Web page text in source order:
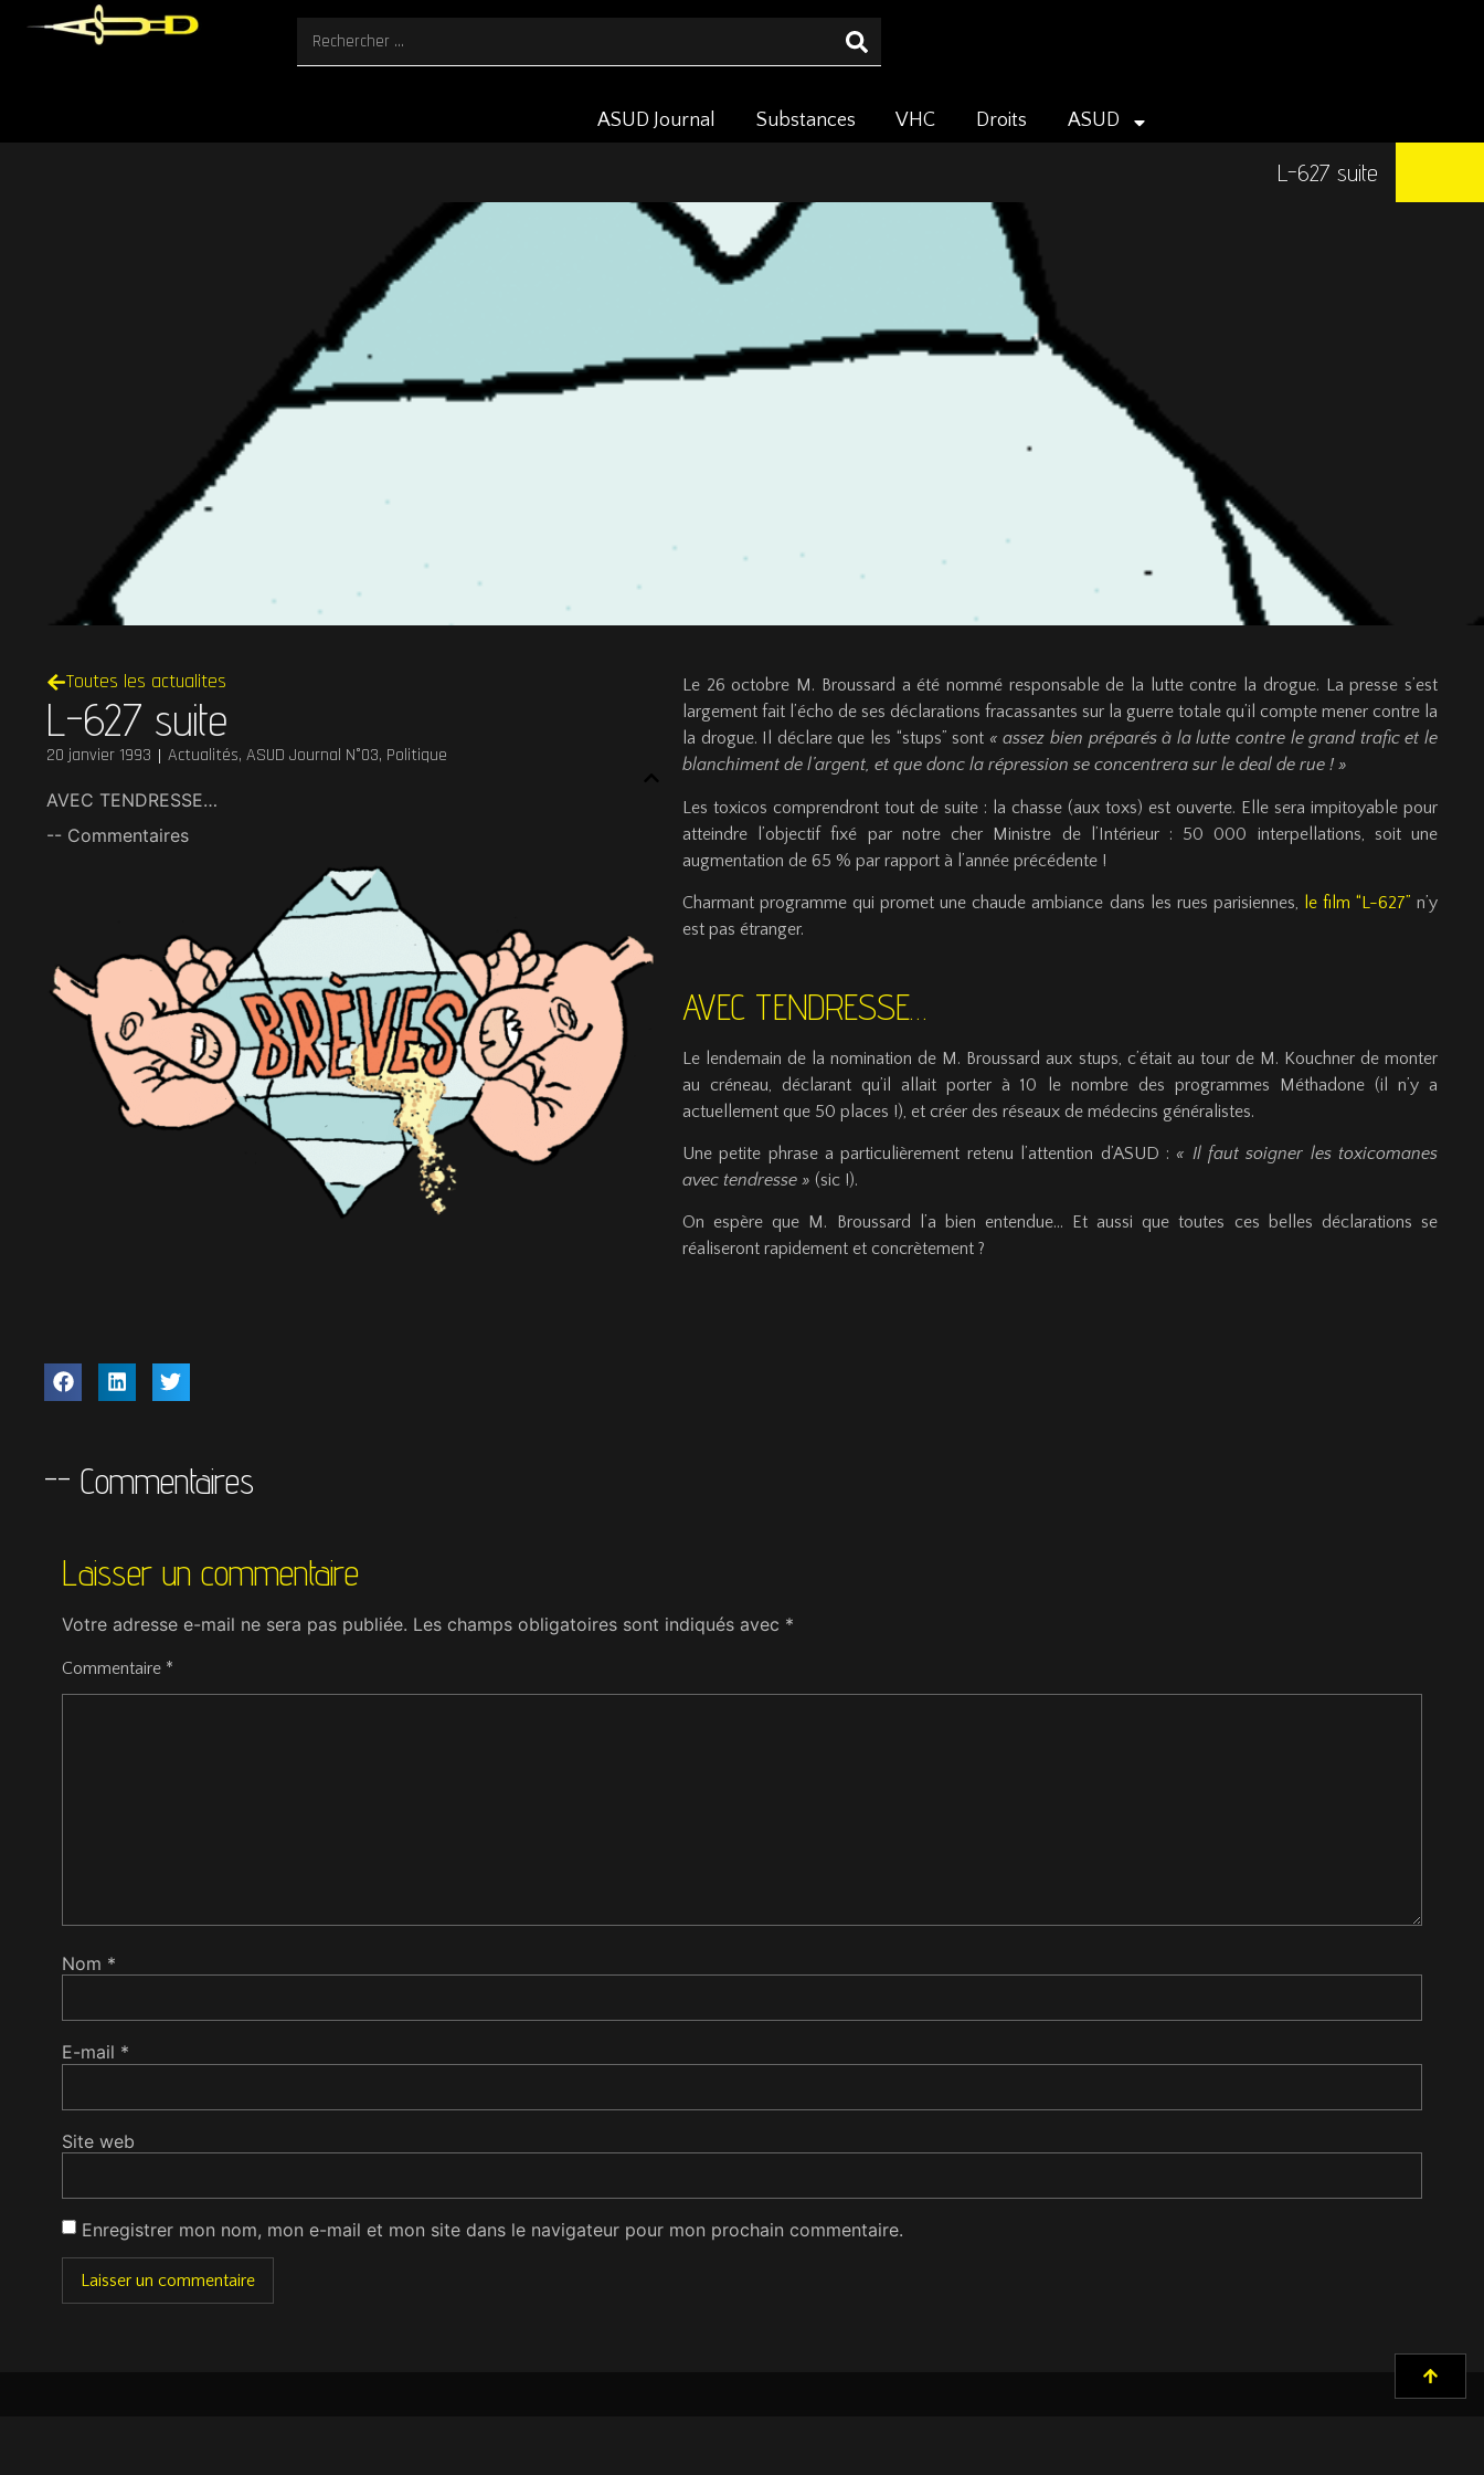
ASUD Journal Substances VHC Droits ASUD
L-627 suite
Toutes les actualites
L-627 suite
20 janvier 1993 Actualités, ASUD Journal N°03, Politique
AVEC TENDRESSE…
-- Commentaires
Le 26 octobre M. Broussard a été nommé responsable de la lutte contre la drogue. La presse s’est
largement fait l’écho de ses déclarations fracassantes sur la guerre totale qu’il compte mener contre la
la drogue. Il déclare que les “stups” sont « assez bien préparés à la lutte contre le grand trafic et le
blanchiment de l’argent, et que donc la répression se concentrera sur le deal de rue ! »
Les toxicos comprendront tout de suite : la chasse (aux toxs) est ouverte. Elle sera impitoyable pour
atteindre l’objectif fixé par notre cher Ministre de l’Intérieur : 50 000 interpellations, soit une
augmentation de 65 % par rapport à l’année précédente !
Charmant programme qui promet une chaude ambiance dans les rues parisiennes, le film “L-627” n’y
est pas étranger.
AVEC TENDRESSE…
Le lendemain de la nomination de M. Broussard aux stups, c’était au tour de M. Kouchner de monter
au créneau, déclarant qu’il allait porter à 10 le nombre des programmes Méthadone (il n’y a
actuellement que 50 places !), et créer des réseaux de médecins généralistes.
Une petite phrase a particulièrement retenu l’attention d’ASUD : « Il faut soigner les toxicomanes
avec tendresse » (sic !).
On espère que M. Broussard l’a bien entendue… Et aussi que toutes ces belles déclarations se
réaliseront rapidement et concrètement ?
-- Commentaires
Laisser un commentaire
Votre adresse e-mail ne sera pas publiée. Les champs obligatoires sont indiqués avec *
Commentaire *
Nom *
E-mail *
Site web
Enregistrer mon nom, mon e-mail et mon site dans le navigateur pour mon prochain commentaire.